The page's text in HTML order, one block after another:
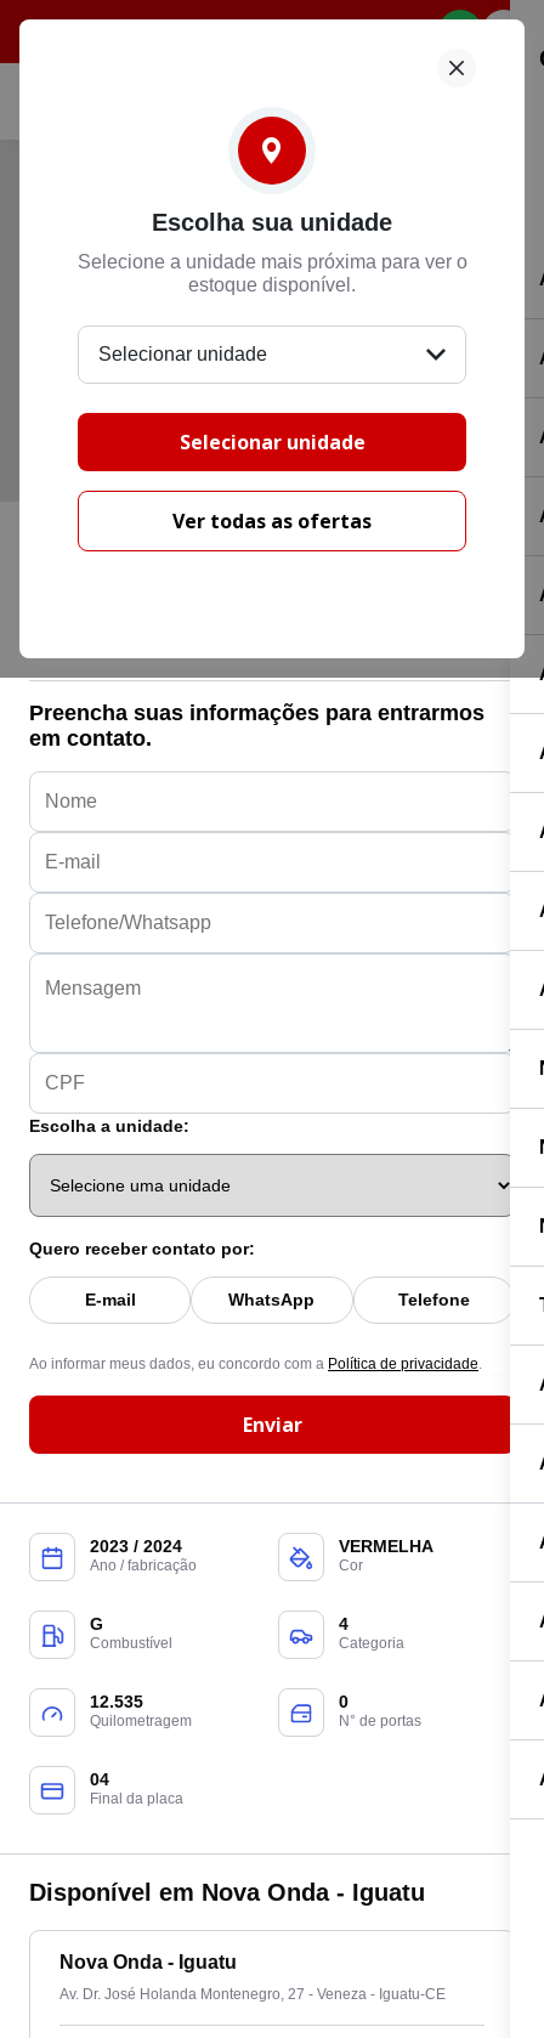
2023 / 2024
Ano / fabricação
VERMELHA
Cor
G
Combustível
4
Categoria
12.535
Quilometragem
0
N° de portas
04
Final da placa
Disponível em Nova Onda - Iguatu
Nova Onda - Iguatu
Av. Dr. José Holanda Montenegro, 27 - Veneza - Iguatu-CE
Preencha suas informações para entrarmos
em contato.
Escolha a unidade:
Quero receber contato por:
E-mail WhatsApp Telefone
Ao informar meus dados, eu concordo com a Política de privacidade.
Enviar
Escolha sua unidade
Selecione a unidade mais próxima para ver o
estoque disponível.
Selecionar unidade
Selecionar unidade
Ver todas as ofertas